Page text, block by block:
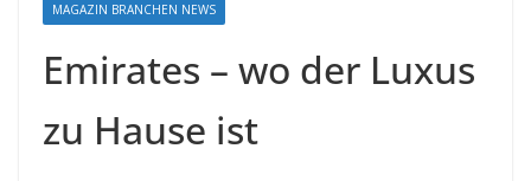
MAGAZIN BRANCHEN NEWS
Emirates – wo der Luxus
zu Hause ist